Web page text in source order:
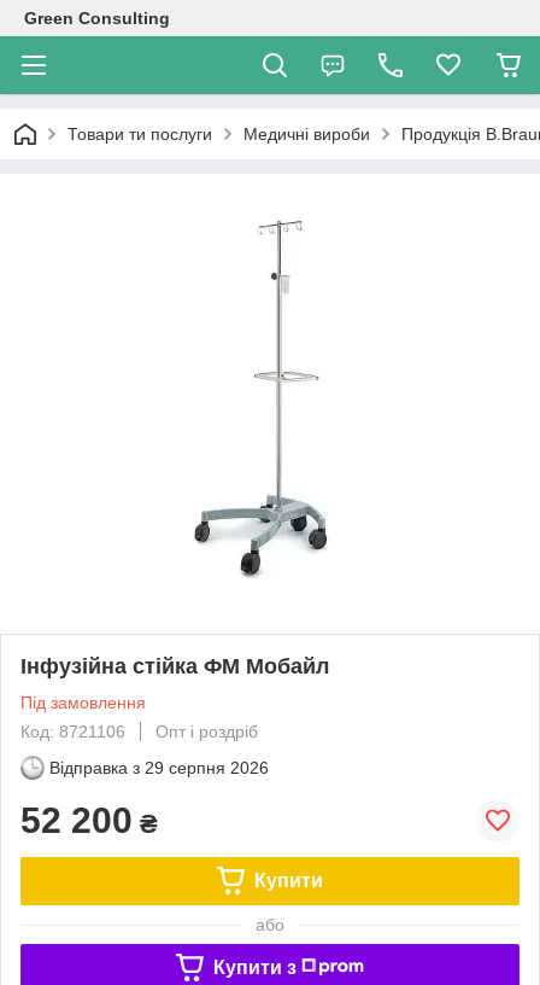
Green Consulting
Товари ти послуги Медичні вироби Продукція
Інфузійна стійка ФМ Мобайл
Під замовлення
Код: 8721106
Опт і роздріб
Відправка з 29 серпня 2026
52 200 ₴
Купити
або
Купити з